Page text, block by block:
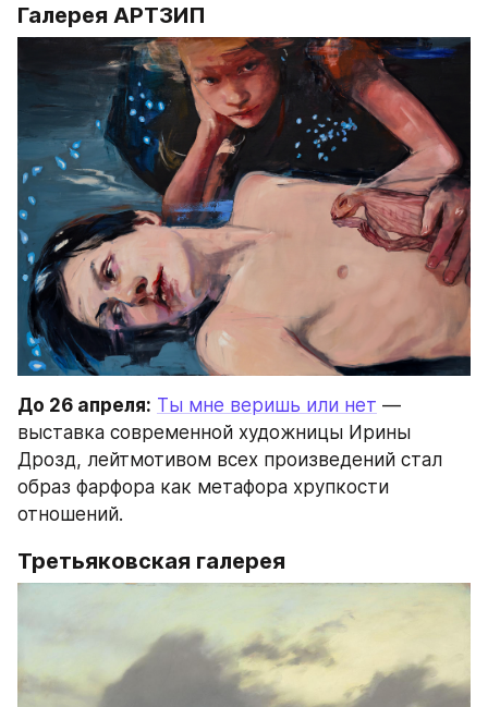
Галерея АРТЗИП
До 26 апреля: Ты мне веришь или нет —
выставка современной художницы Ирины
Дрозд, лейтмотивом всех произведений стал
образ фарфора как метафора хрупкости
отношений.
Третьяковская галерея